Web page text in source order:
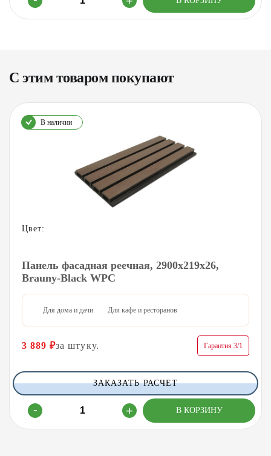
С этим товаром покупают
В наличии
Цвет:
Панель фасадная реечная, 2900х219х26,
Brauny-Black WPC
Для дома и дачи Для кафе и ресторанов
3 889 ₽за штуку. Гарантия 3/1
ЗАКАЗАТЬ РАСЧЕТ